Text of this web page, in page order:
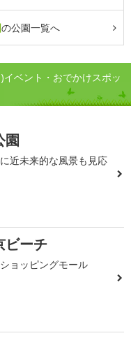
の公園一覧へ
ベント・おでかけスポッ
園
近未来的な風景も見応
ビーチ
ョッピングモール